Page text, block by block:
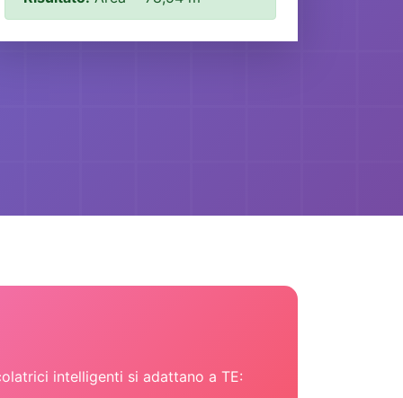
intelligenti si adattano a TE: